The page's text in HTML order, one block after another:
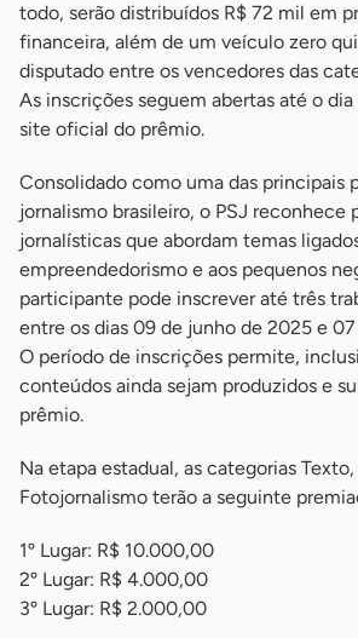
todo, serão distribuídos R$ 72 mil em
financeira, além de um veículo zero
disputado entre os vencedores das
As inscrições seguem abertas até o
site oficial do prêmio.
Consolidado como uma das principais
jornalismo brasileiro, o PSJ reconhece
jornalísticas que abordam temas
empreendedorismo e aos pequenos
participante pode inscrever até três
entre os dias 09 de junho de 2025 e
O período de inscrições permite,
conteúdos ainda sejam produzidos e
prêmio.
Na etapa estadual, as categorias
Fotojornalismo terão a seguinte
1º Lugar: R$ 10.000,00
2º Lugar: R$ 4.000,00
3º Lugar: R$ 2.000,00